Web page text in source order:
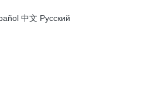
中文 Русский